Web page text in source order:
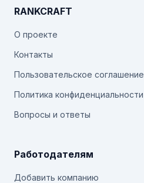
RANKCRAFT
О проекте
Контакты
Пользовательское соглашение
Политика конфиденциальности
Вопросы и ответы
Работодателям
Добавить компанию